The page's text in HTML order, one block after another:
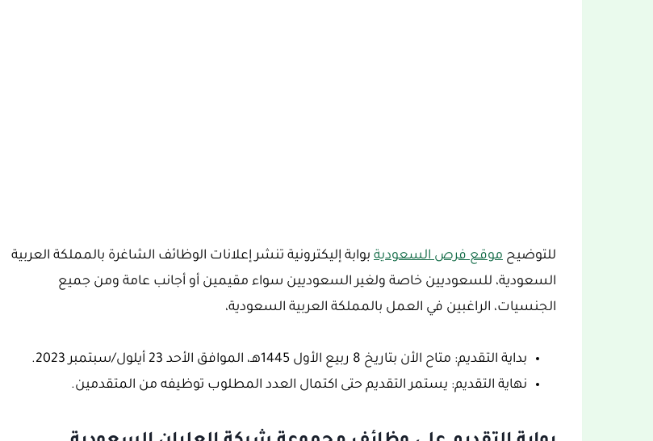
للتوضيح موقع فرص السعودية بوابة إليكترونية تنشر إعلانات الوظائف الشاغرة بالمملكة العربية
السعودية، للسعوديين خاصة ولغير السعوديين سواء مقيمين أو أجانب عامة ومن جميع
الجنسيات، الراغبين في العمل بالمملكة العربية السعودية،
بداية التقديم: متاح الأن بتاريخ 8 ربيع الأول 1445هـ، الموافق الأحد 23 أيلول/سبتمبر 2023.
نهاية التقديم: يستمر التقديم حتى اكتمال العدد المطلوب توظيفه من المتقدمين.